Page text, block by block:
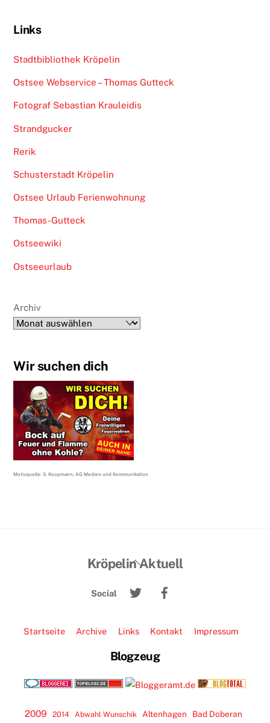
Links
Stadtbibliothek Kröpelin
Ostsee Webservice – Thomas Gutteck
Fotograf Sebastian Krauleidis
Strandgucker
Rerik
Schusterstadt Kröpelin
Ostsee Urlaub Ferienwohnung
Thomas-Gutteck
Ostseewiki
Ostseeurlaub
Archiv
Wir suchen dich
Motivquelle: S. Koopmann, AG Medien und Kommunikation
Back
Top
Kröpelin Aktuell
Social
Twitter
Startseite Archive Links Kontakt Impressum
Blogzeug
2009 2014 Abwahl Wunschik Altenhagen Bad Doberan